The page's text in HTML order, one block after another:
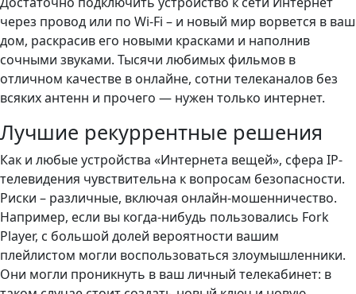
через провод или по Wi-Fi – и новый мир ворвется в ваш
дом, раскрасив его новыми красками и наполнив
сочными звуками. Тысячи любимых фильмов в
отличном качестве в онлайне, сотни телеканалов без
всяких антенн и прочего — нужен только интернет.
Лучшие рекуррентные решения
Как и любые устройства «Интернета вещей», сфера IP-
телевидения чувствительна к вопросам безопасности.
Риски – различные, включая онлайн-мошенничество.
Например, если вы когда-нибудь пользовались Fork
Player, с большой долей вероятности вашим
плейлистом могли воспользоваться злоумышленники.
Они могли проникнуть в ваш личный телекабинет: в